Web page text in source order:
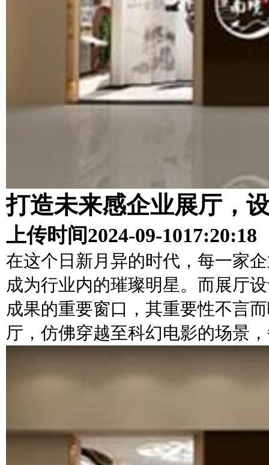
打造未来感企业展厅，
上传时间2024-09-1017:20:18
在这个日新月异的时代，每一家
成为行业内的璀璨明星。而展厅
成果的重要窗口，其重要性不言
厅，仿佛穿越至科幻电影的场景